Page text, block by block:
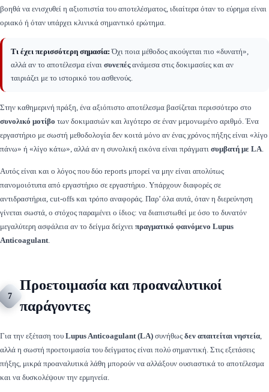
βοηθά να ενισχυθεί η αξιοπιστία του αποτελέσματος, ιδιαίτερα όταν το εύρημα είναι
οριακό ή όταν υπάρχει κλινικά σημαντικό ερώτημα.
Τι έχει περισσότερη σημασία: Όχι ποια μέθοδος ακούγεται πιο «δυνατή»,
αλλά αν το αποτέλεσμα είναι συνεπέςανάμεσα στις δοκιμασίες και αν
ταιριάζει με το ιστορικό του ασθενούς.
Στην καθημερινή πράξη, ένα αξιόπιστο αποτέλεσμα βασίζεται περισσότερο στο
συνολικό μοτίβο των δοκιμασιών και λιγότερο σε έναν μεμονωμένο αριθμό. Ένα
εργαστήριο με σωστή μεθοδολογία δεν κοιτά μόνο αν ένας χρόνος πήξης είναι «λίγο
πάνω» ή «λίγο κάτω», αλλά αν η συνολική εικόνα είναι πράγματι συμβατή με LA.
Αυτός είναι και ο λόγος που δύο reports μπορεί να μην είναι απολύτως
πανομοιότυπα από εργαστήριο σε εργαστήριο. Υπάρχουν διαφορές σε
αντιδραστήρια, cut-offs και τρόπο αναφοράς. Παρ’ όλα αυτά, όταν η διερεύνηση
γίνεται σωστά, ο στόχος παραμένει ο ίδιος: να διαπιστωθεί με όσο το δυνατόν
μεγαλύτερη ασφάλεια αν το δείγμα δείχνει πραγματικό φαινόμενο Lupus
Anticoagulant.
7
Προετοιμασία και προαναλυτικοί
παράγοντες
Για την εξέταση του Lupus Anticoagulant (LA) συνήθως δεν απαιτείται νηστεία,
αλλά η σωστή προετοιμασία του δείγματος είναι πολύ σημαντική. Στις εξετάσεις
πήξης, μικρά προαναλυτικά λάθη μπορούν να αλλάξουν ουσιαστικά το αποτέλεσμα
και να δυσκολέψουν την ερμηνεία.